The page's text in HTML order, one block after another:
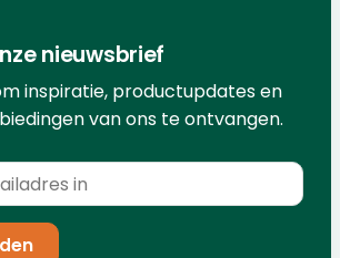
nieuwsbrief
inspiratie, productupdates en
van ons te ontvangen.